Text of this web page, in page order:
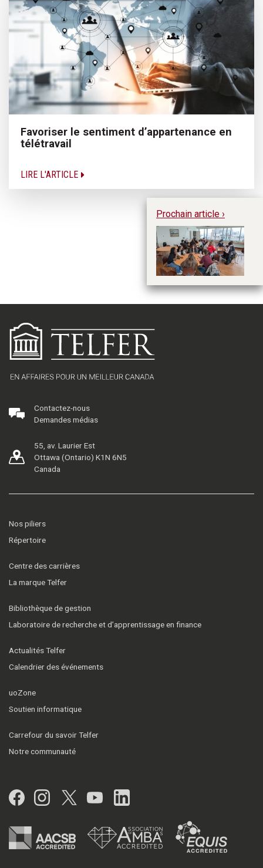
Favoriser le sentiment d’appartenance en
télétravail
LIRE L'ARTICLE
Prochain article ›
Contactez-nous
Demandes médias
55, av. Laurier Est
Ottawa (Ontario) K1N 6N5
Canada
Nos piliers
Répertoire
Centre des carrières
La marque Telfer
Bibliothèque de gestion
Laboratoire de recherche et d’apprentissage en finance
Actualités Telfer
Calendrier des événements
uoZone
Soutien informatique
Carrefour du savoir Telfer
Notre communauté
Facebook
Instagram
Twitter
YouTubeLinkedIn